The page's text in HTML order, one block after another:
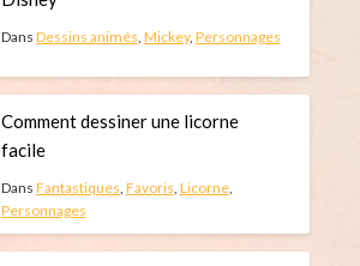
Dans Dessins animés, Mickey, Personnages
Comment dessiner une licorne
facile
Dans Fantastiques, Favoris, Licorne,
Personnages